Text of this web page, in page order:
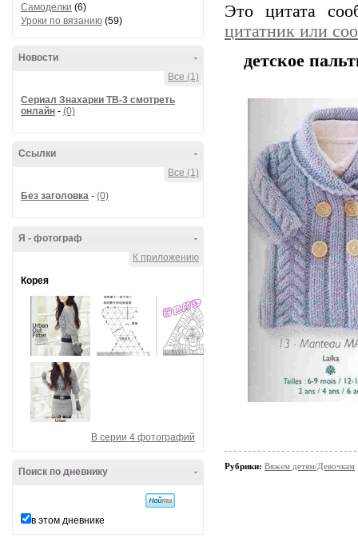
Самоделки (6)
Уроки по вязанию (59)
-
Новости
Все (1)
Сериал Знахарки ТВ-3 смотреть
онлайн - (0)
-
Ссылки
Все (1)
Без заголовка - (0)
-
Я - фотограф
К приложению
Корея
В серии 4 фотографий
-
Поиск по дневнику
в этом дневнике
Это цитата
цитатник или
детское
Рубрики: Вяжем детям/Девочкам